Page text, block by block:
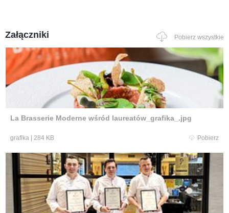
Załączniki Pobierz wszystkie
La Brasserie Moderne wśród laureatów_grafika_.jpg
grafika 284 KB Pobierz